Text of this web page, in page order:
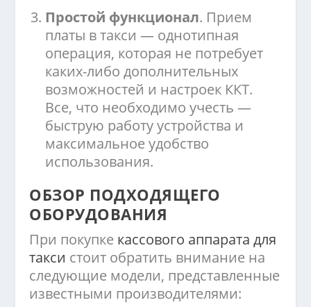
Простой функционал. Прием
платы в такси — однотипная
операция, которая не потребует
каких-либо дополнительных
возможностей и настроек ККТ.
Все, что необходимо учесть —
быструю работу устройства и
максимальное удобство
использования.
ОБЗОР ПОДХОДЯЩЕГО
ОБОРУДОВАНИЯ
При покупке кассового аппарата для
такси стоит обратить внимание на
следующие модели, представленные
известными производителями: